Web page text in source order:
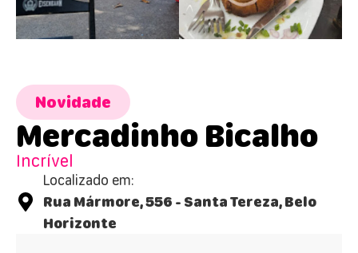
Novidade
Mercadinho Bicalho
Incrível
Localizado em:
Rua Mármore, 556 - Santa Tereza, Belo
Horizonte